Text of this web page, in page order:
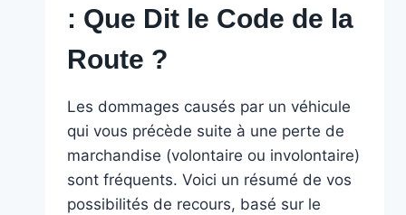
: Que Dit le Code de la
Route ?
Les dommages causés par un véhicule
qui vous précède suite à une perte de
marchandise (volontaire ou involontaire)
sont fréquents. Voici un résumé de vos
possibilités de recours, basé sur le